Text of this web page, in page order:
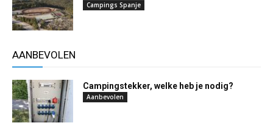
Campings Spanje
AANBEVOLEN
Campingstekker, welke heb je nodig?
Aanbevolen